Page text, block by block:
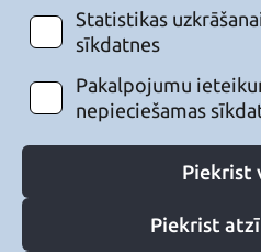
Statistikas
sīkdatnes
Pakalpojumu
nepieciešamas
Piekrist
Piekrist